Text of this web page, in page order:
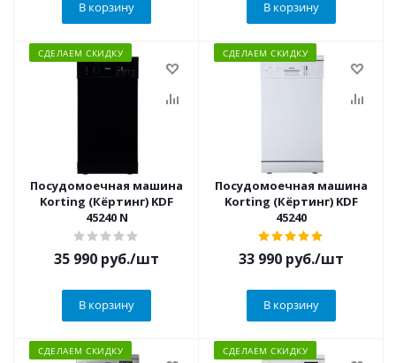
В корзину В корзину
СДЕЛАЕМ СКИДКУ
Посудомоечная машина
Korting (Кёртинг) KDF
45240 N
35 990 руб./шт
В корзину
СДЕЛАЕМ СКИДКУ
Посудомоечная машина
Korting (Кёртинг) KDF
45240
33 990 руб./шт
В корзину
СДЕЛАЕМ СКИДКУ СДЕЛАЕМ СКИДКУ